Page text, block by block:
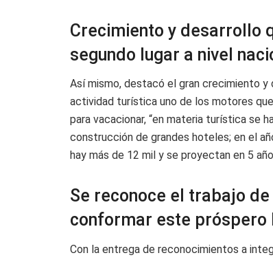
Crecimiento y desarrollo
segundo lugar a nivel
Así mismo, destacó el gran crecimiento y
actividad turística uno de los motores
para vacacionar, “en materia turística se
construcción de grandes hoteles; en el
hay más de 12 mil y se proyectan en 5
Se reconoce el trabajo
conformar este próspero
Con la entrega de reconocimientos a